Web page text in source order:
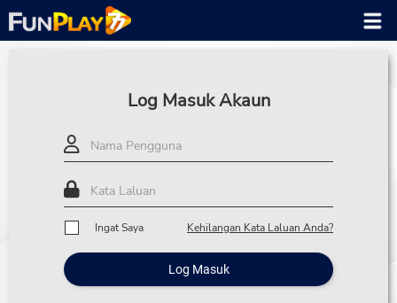
Log Masuk Akaun
Ingat Saya Kehilangan Kata Laluan Anda?
Log Masuk